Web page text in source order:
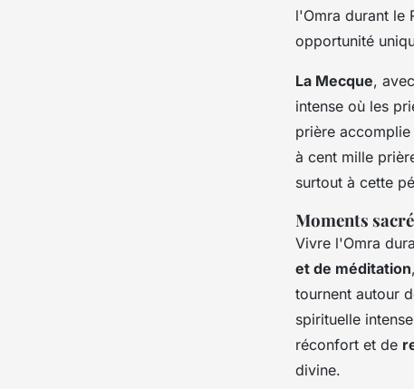
l'Omra durant le
opportunité
La Mecque,
intense où les
prière
à cent mille
surtout à cette
Moments
Vivre l'Omra
et de méditation
tournent autour
spirituelle
réconfort et de
divine.